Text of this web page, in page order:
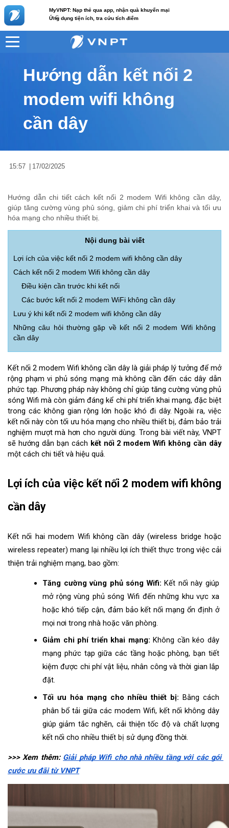
MyVNPT: Nạp thẻ qua app, nhận quà khuyến mại
Ứng dụng tiện ích, tra cứu tích điểm
c
VNPT Nội dung tin
Hướng dẫn kết nối 2
modem wifi không
cần dây
15:57 17/02/2025
Hướng dẫn chi tiết cách kết nối 2 modem Wifi không cần dây,
giúp tăng cường vùng phủ sóng, giảm chi phí triển khai và tối ưu
hóa mạng cho nhiều thiết bị.
Nội dung bài viết
Lợi ích của việc kết nối 2 modem wifi không cần dây
Cách kết nối 2 modem Wifi không cần dây
Điều kiện cần trước khi kết nối
Các bước kết nối 2 modem WiFi không cần dây
Lưu ý khi kết nối 2 modem wifi không cần dây
Những câu hỏi thường gặp về kết nối 2 modem Wifi không
cần dây
Kết nối 2 modem Wifi không cần dây là giải pháp lý tưởng để mở
rộng phạm vi phủ sóng mạng mà không cần đến các dây dẫn
phức tạp. Phương pháp này không chỉ giúp tăng cường vùng phủ
sóng Wifi mà còn giảm đáng kể chi phí triển khai mạng, đặc biệt
trong các không gian rộng lớn hoặc khó đi dây. Ngoài ra, việc
kết nối này còn tối ưu hóa mạng cho nhiều thiết bị, đảm bảo trải
nghiệm mượt mà hơn cho người dùng. Trong bài viết này, VNPT
sẽ hướng dẫn bạn cách kết nối 2 modem Wifi không cần dây
một cách chi tiết và hiệu quả.
Lợi ích của việc kết nối 2 modem wifi không
cần dây
Kết nối hai modem Wifi không cần dây (wireless bridge hoặc
wireless repeater) mang lại nhiều lợi ích thiết thực trong việc cải
thiện trải nghiệm mạng, bao gồm:
Tăng cường vùng phủ sóng Wifi: Kết nối này giúp
mở rộng vùng phủ sóng Wifi đến những khu vực xa
hoặc khó tiếp cận, đảm bảo kết nối mạng ổn định ở
mọi nơi trong nhà hoặc văn phòng.
Giảm chi phí triển khai mạng: Không cần kéo dây
mạng phức tạp giữa các tầng hoặc phòng, bạn tiết
kiệm được chi phí vật liệu, nhân công và thời gian lắp
đặt.
Tối ưu hóa mạng cho nhiều thiết bị: Bằng cách
phân bổ tải giữa các modem Wifi, kết nối không dây
giúp giảm tắc nghẽn, cải thiện tốc độ và chất lượng
kết nối cho nhiều thiết bị sử dụng đồng thời.
>>> Xem thêm: Giải pháp Wifi cho nhà nhiều tầng với các gói
cước ưu đãi từ VNPT